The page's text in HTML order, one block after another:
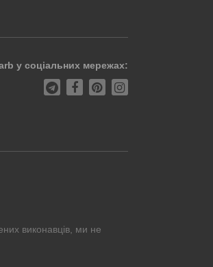
у соціальних мережах:
виконавців, ми не